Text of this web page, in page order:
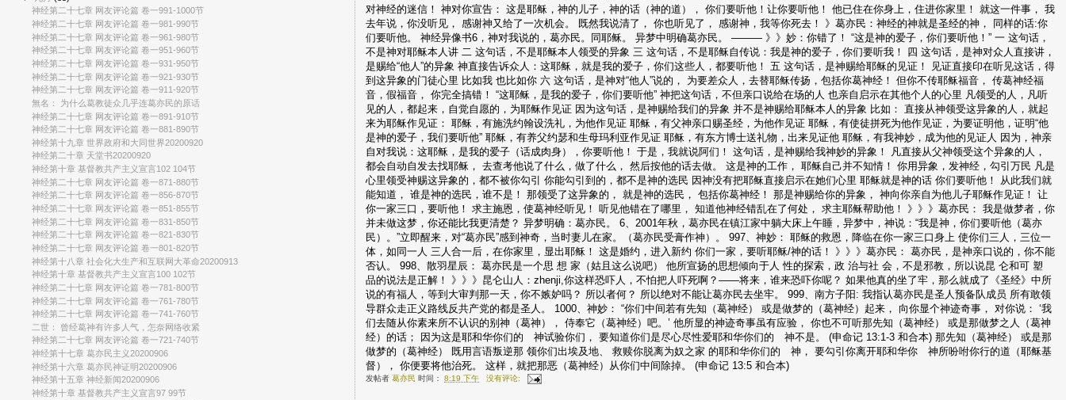
对神经的迷信！ 神对你宣告： 这是耶稣，神的儿子，神的话（神的道）， 你们要听他！让你要听他！ 他已住在你身上，住进你家里！ 就这一件事， 我
去年说，你没听见， 感谢神又给了一次机会。 既然我说清了， 你也听见了， 感谢神，我等你死去！ 》葛亦民：神经的神就是圣经的神， 同样的话:你
们要听他。 神经异像书6，神对我说的，葛亦民。同耶稣。 异梦中明确葛亦民。 ——— 》》妙：你错了！ “这是神的爱子，你们要听他！” 一 这句话，
不是神对耶稣本人讲 二 这句话，不是耶稣本人领受的异象 三 这句话，不是耶稣自传说：我是神的爱子，你们要听我！ 四 这句话，是神对众人直接讲，
是赐给“他人”的异象 神直接告诉众人：这耶稣，就是我的爱子，你们这些人，都要听他！ 五 这句话，是神赐给耶稣的见证！ 见证直接印在听见这话，得
到这异象的门徒心里 比如我 也比如你 六 这句话，是神对“他人”说的， 为要差众人，去替耶稣传扬，包括你葛神经！ 但你不传耶稣福音， 传葛神经福
音，假福音， 你完全搞错！ “这耶稣，是我的爱子，你们要听他” 神把这句话，不但亲口说给在场的人 也亲自启示在其他个人的心里 凡领受的人，凡听
见的人，都起来，自觉自愿的，为耶稣作见证 因为这句话，是神赐给我们的异象 并不是神赐给耶稣本人的异象 比如： 直接从神领受这异象的人，就起
来为耶稣作见证： 耶稣，有施洗约翰设洗礼，为他作见证 耶稣，有父神亲口赐圣经，为他作见证 耶稣，有使徒拼死为他作见证，为要证明他，证明“他
是神的爱子，我们要听他” 耶稣，有养父约瑟和生母玛利亚作见证 耶稣，有东方博士送礼物，出来见证他 耶稣，有我神妙，成为他的见证人 因为，神亲
自对我说：这耶稣，是我的爱子（话成肉身），你要听他！ 于是，我就说阿们！ 这句话，是神赐给我神妙的异象！ 凡直接从父神领受这个异象的人，
都会自动自发去找耶稣， 去查考他说了什么，做了什么， 然后按他的话去做。 这是神的工作， 耶稣自己并不知情！ 你用异象，发神经，勾引万民 凡是
心里领受神赐这异象的，都不被你勾引 你能勾引到的，都不是神的选民 因神没有把耶稣直接启示在她们心里 耶稣就是神的话 你们要听他！ 从此我们就
能知道， 谁是神的选民，谁不是！ 那领受了这异象的， 就是神的选民， 包括你葛神经！ 那是神赐给你的异象， 神向你亲自为他儿子耶稣作见证！ 让
你一家三口，要听他！ 求主施恩，使葛神经听见！ 听见他错在了哪里， 知道他神经错乱在了何处， 求主耶稣帮助他！ 》》》葛亦民： 我是做梦者，你
并未做这梦，你还能比我更清楚？ 异梦明确：葛亦民。 6、2001年秋，葛亦民在镇江家中躺大床上午睡，异梦中，神说：“我是神，你们要听他（葛亦
民）。”立即醒来，对“葛亦民”感到神奇，当时妻儿在家。（葛亦民受膏作神）。 997、神妙： 耶稣的救恩，降临在你一家三口身上 使你们三人，三位一
体，如同一人 三人合一后，在你家里，显出耶稣！ 这是婚约，进入新约 你们一家，要听耶稣/神的话！ 》》》葛亦民： 葛亦民，是神亲口说的，你不能
否认。 998、散羽星辰： 葛亦民是一个思 想 家（姑且这么说吧） 他所宣扬的思想倾向于人 性的探索，政 治与社 会，不是邪教，所以说昆 仑和可 塑
品的说法是正解！ 》》》昆仑山人：zhenji,你这样恐吓人，不怕把人吓死啊？——将来，谁来恐吓你呢？ 如果他真的坐了牢，那么就成了《圣经》中所
说的有福人，等到大审判那一天，你不嫉妒吗？ 所以者何？ 所以绝对不能让葛亦民去坐牢。 999、南方子阳: 我指认葛亦民是圣人预备队成员 所有敢领
导群众走正义路线反共产党的都是圣人。 1000、神妙： “你们中间若有先知（葛神经） 或是做梦的（葛神经）起来， 向你显个神迹奇事， 对你说： ‘我
们去随从你素来所不认识的别神（葛神）， 侍奉它（葛神经）吧。’ 他所显的神迹奇事虽有应验， 你也不可听那先知（葛神经） 或是那做梦之人（葛神
经）的话； 因为这是耶和华你们的 神试验你们， 要知道你们是尽心尽性爱耶和华你们的 神不是。 (申命记 13:1-3 和合本) 那先知（葛神经） 或是那
做梦的（葛神经） 既用言语叛逆那 领你们出埃及地、 救赎你脱离为奴之家 的耶和华你们的 神， 要勾引你离开耶和华你 神所吩咐你行的道（耶稣基
督）， 你便要将他治死。 这样，就把那恶（葛神经）从你们中间除掉。 (申命记 13:5 和合本)
发帖者葛亦民 时间：8:19 下午 没有评论:
神经第二十七章 网友评论篇 卷一991-1000节
神经第二十七章 网友评论篇 卷一981-990节
神经第二十七章 网友评论篇 卷一961-980节
神经第二十七章 网友评论篇 卷一951-960节
神经第二十七章 网友评论篇 卷一931-950节
神经第二十七章 网友评论篇 卷一921-930节
神经第二十七章 网友评论篇 卷一911-920节
無名： 为什么葛教徒众几乎连葛亦民的原话
神经第二十七章 网友评论篇 卷一891-910节
神经第二十七章 网友评论篇 卷一881-890节
神经第十九章 世界政府和大同世界20200920
神经第二十章 天堂书20200920
神经第十章 基督教共产主义宣言102 104节
神经第二十七章 网友评论篇 卷一871-880节
神经第二十七章 网友评论篇 卷一856-870节
神经第二十七章 网友评论篇 卷一851-855节
神经第二十七章 网友评论篇 卷一831-850节
神经第二十七章 网友评论篇 卷一821-830节
神经第二十七章 网友评论篇 卷一801-820节
神经第十八章 社会化大生产和互联网大革命20200913
神经第十章 基督教共产主义宣言100 102节
神经第二十七章 网友评论篇 卷一781-800节
神经第二十七章 网友评论篇 卷一761-780节
神经第二十七章 网友评论篇 卷一741-760节
二世： 曾经葛神有许多人气，怎奈网络收紧
神经第二十七章 网友评论篇 卷一721-740节
神经第十七章 葛亦民主义20200906
神经第十六章 葛亦民神证明20200906
神经第十五章 神经新闻20200906
神经第十章 基督教共产主义宣言97 99节